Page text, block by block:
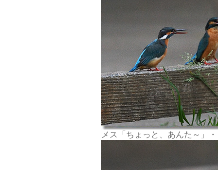
メス「ちょっと、あんた～」